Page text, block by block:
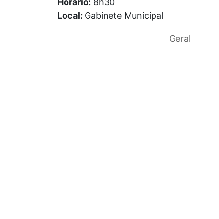
Horário: 8h30
Local: Gabinete Municipal
Geral